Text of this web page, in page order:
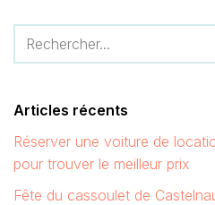
Articles récents
Réserver une voiture de
pour trouver le meilleur prix
Fête du cassoulet de